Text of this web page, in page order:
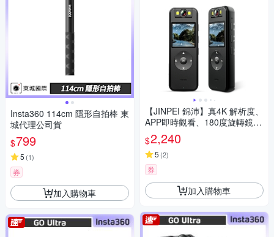
Insta360 114cm 隱形自拍棒 東
城代理公司貨
$799
5 (1)
券
加入購物車
【JINPEI 錦沛】真4K 解析度、
APP即時觀看、180度旋轉鏡
頭、自行車錄影、針孔攝影機
微型攝影機密錄器
$2,240
5 (2)
券
加入購物車